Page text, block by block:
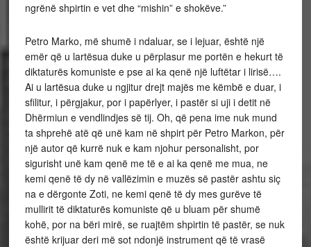
ngrënë shpirtin e vet dhe “mishin” e shokëve.”
Petro Marko, më shumë i ndaluar, se i lejuar, është një
emër që u lartësua duke u përplasur me portën e hekurt të
diktaturës komuniste e pse ai ka qenë një luftëtar i lirisë….
Ai u lartësua duke u ngjitur drejt majës me këmbë e duar, i
sfilitur, i përgjakur, por i papërlyer, i pastër si uji i detit në
Dhërmiun e vendlindjes së tij. Oh, që pena ime nuk mund
ta shprehë atë që unë kam në shpirt për Petro Markon, për
një autor që kurrë nuk e kam njohur personalisht, por
sigurisht unë kam qenë me të e ai ka qenë me mua, ne
kemi qenë të dy në vallëzimin e muzës së pastër ashtu siç
na e dërgonte Zoti, ne kemi qenë të dy mes gurëve të
mullirit të diktaturës komuniste që u bluam për shumë
kohë, por na bëri mirë, se ruajtëm shpirtin të pastër, se nuk
është krijuar deri më sot ndonjë instrument që të vrasë